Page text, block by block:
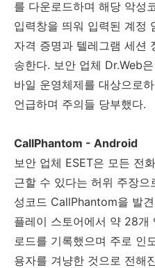
를 다운로드하며 해당 악성
입력창을 띄워 입력된 계정
자격 증명과 텔레그램 세션
송한다. 보안 업체 Dr.Web
바일 운영체제를 대상으로
언급하며 주의들 당부했다.
CallPhantom - Android
보안 업체 ESET은 모든 전
근할 수 있다는 허위 주장
성코드 CallPhantom을 발
플레이 스토어에서 약 28개
로드를 기록했으며 주로 인
용자를 겨냥한 것으로 전해